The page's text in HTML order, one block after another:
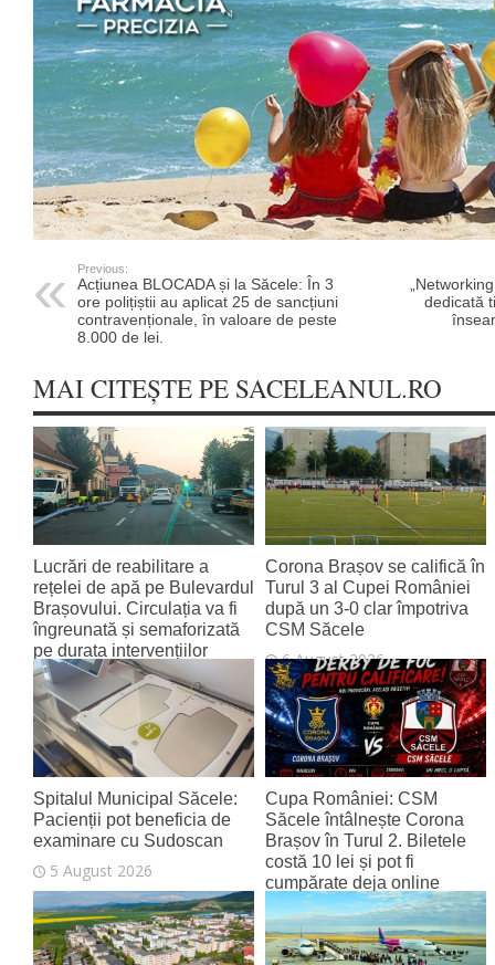
Previous:
Acțiunea BLOCADA și la Săcele: În 3
ore polițiștii au aplicat 25 de sancțiuni
contravenționale, în valoare de peste
8.000 de lei.
dedicată
MAI CITEȘTE PE SACELEANUL.RO
Lucrări de reabilitare a
rețelei de apă pe Bulevardul
Brașovului. Circulația va fi
îngreunată și semaforizată
pe durata intervențiilor
6 August 2026
Corona Brașov se califică în
Turul 3 al Cupei României
după un 3-0 clar împotriva
CSM Săcele
6 August 2026
Spitalul Municipal Săcele:
Pacienții pot beneficia de
examinare cu Sudoscan
5 August 2026
Cupa României: CSM
Săcele întâlnește Corona
Brașov în Turul 2. Biletele
costă 10 lei și pot fi
cumpărate deja online
4 August 2026